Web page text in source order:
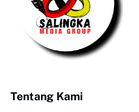
Tentang Kami